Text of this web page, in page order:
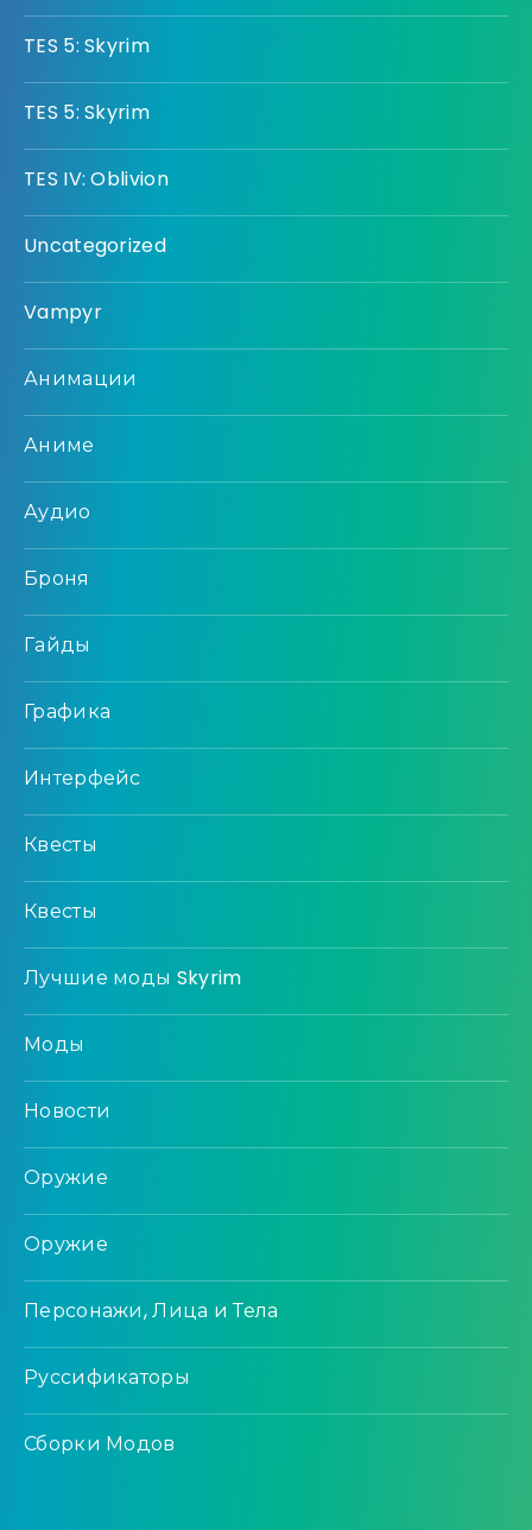
TES 5: Skyrim
TES 5: Skyrim
TES IV: Oblivion
Uncategorized
Vampyr
Анимации
Аниме
Аудио
Броня
Гайды
Графика
Интерфейс
Квесты
Квесты
Лучшие моды Skyrim
Моды
Новости
Оружие
Оружие
Персонажи, Лица и Тела
Руссификаторы
Сборки Модов